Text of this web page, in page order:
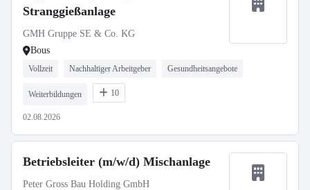
Stranggießanlage
GMH Gruppe SE & Co. KG
Bous
Vollzeit Nachhaltiger Arbeitgeber Gesundheitsangebote
Weiterbildungen 10
02.08.2026
Betriebsleiter (m/w/d) Mischanlage
Peter Gross Bau Holding GmbH